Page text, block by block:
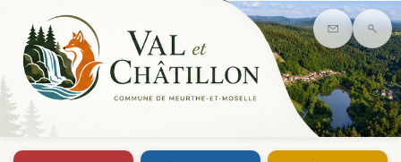
Contact